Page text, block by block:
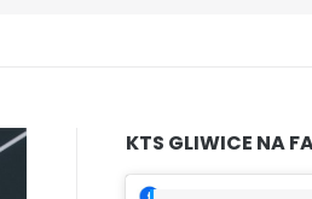
KTS GLIWICE NA